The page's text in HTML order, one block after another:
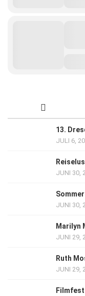
13.
JULI 6,
JUNI 30,
JUNI 30,
Marilyn
JUNI 29,
Ruth
JUNI 29,